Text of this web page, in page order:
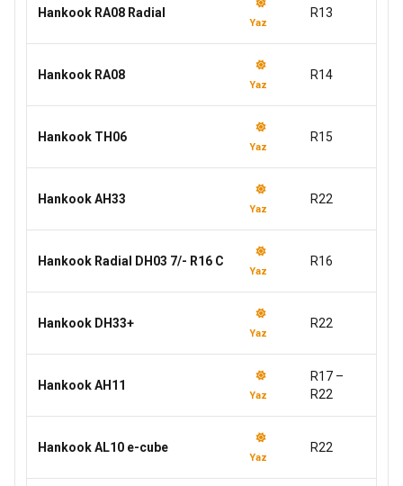
Hankook RA08 Radial
Yaz
R13
Hankook RA08
Yaz
R14
Hankook TH06
Yaz
R15
Hankook AH33
Yaz
R22
Hankook Radial DH03 7/- R16 C
Yaz
R16
Hankook DH33+
Yaz
R22
Hankook AH11
Yaz
R17 –
R22
Hankook AL10 e-cube
Yaz
R22